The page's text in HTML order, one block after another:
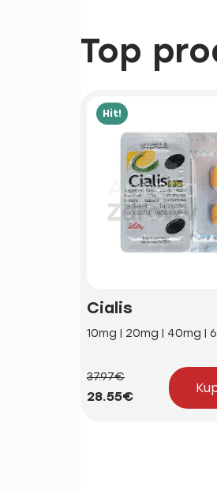
Top
Hit!
Cialis
10mg | 20mg | 40mg |
37.97€
28.55€